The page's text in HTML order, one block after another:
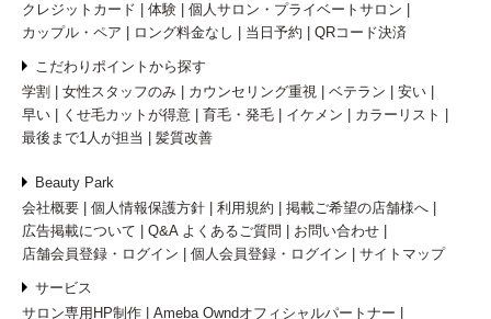
クレジットカード
体験
個人サロン・プライベートサロン
カップル・ペア
ロング料金なし 当日予約 QRコード決済
こだわりポイントから探す
学割
女性スタッフのみ カウンセリング重視 ベテラン
安い
早い
くせ毛カットが得意 育毛・発毛 イケメン
カラーリスト
最後まで1人が担当
髪質改善
Beauty Park
会社概要
個人情報保護方針 利用規約
掲載ご希望の店舗様へ
広告掲載について
Q&A よくあるご質問
お問い合わせ
店舗会員登録・ログイン
個人会員登録・ログイン サイトマップ
サービス
サロン専用HP制作
Ameba Owndオフィシャルパートナー